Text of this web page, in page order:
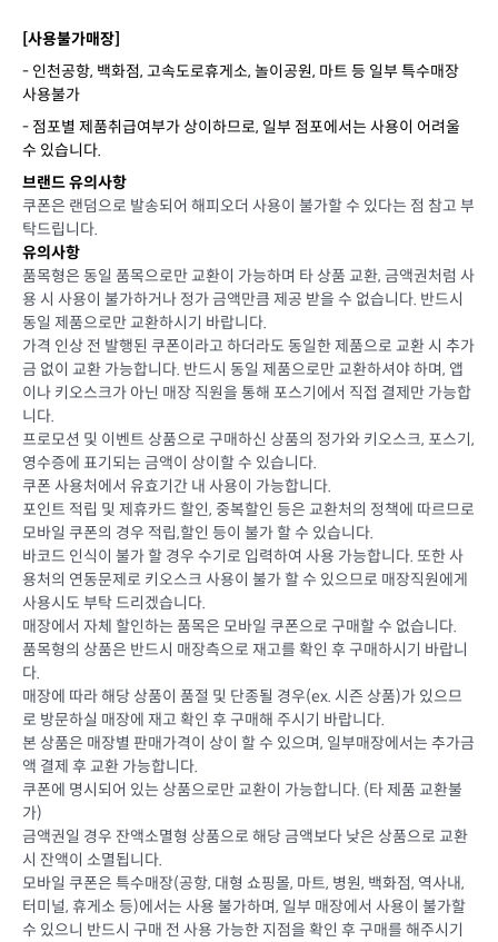
[사용불가매장]
- 인천공항, 백화점, 고속도로휴게소, 놀이공원, 마트 등 일부 특수매장
사용불가
- 점포별 제품취급여부가 상이하므로, 일부 점포에서는 사용이 어려울
수 있습니다.
브랜드 유의사항
쿠폰은 랜덤으로 발송되어 해피오더 사용이 불가할 수 있다는 점 참고 부
탁드립니다.
유의사항
품목형은 동일 품목으로만 교환이 가능하며 타 상품 교환, 금액권처럼 사
용 시 사용이 불가하거나 정가 금액만큼 제공 받을 수 없습니다. 반드시
동일 제품으로만 교환하시기 바랍니다.
가격 인상 전 발행된 쿠폰이라고 하더라도 동일한 제품으로 교환 시 추가
금 없이 교환 가능합니다. 반드시 동일 제품으로만 교환하셔야 하며, 앱
이나 키오스크가 아닌 매장 직원을 통해 포스기에서 직접 결제만 가능합
니다.
프로모션 및 이벤트 상품으로 구매하신 상품의 정가와 키오스크, 포스기,
영수증에 표기되는 금액이 상이할 수 있습니다.
쿠폰 사용처에서 유효기간 내 사용이 가능합니다.
포인트 적립 및 제휴카드 할인, 중복할인 등은 교환처의 정책에 따르므로
모바일 쿠폰의 경우 적립,할인 등이 불가 할 수 있습니다.
바코드 인식이 불가 할 경우 수기로 입력하여 사용 가능합니다. 또한 사
용처의 연동문제로 키오스크 사용이 불가 할 수 있으므로 매장직원에게
사용시도 부탁 드리겠습니다.
매장에서 자체 할인하는 품목은 모바일 쿠폰으로 구매할 수 없습니다.
품목형의 상품은 반드시 매장측으로 재고를 확인 후 구매하시기 바랍니
다.
매장에 따라 해당 상품이 품절 및 단종될 경우(ex. 시즌 상품)가 있으므
로 방문하실 매장에 재고 확인 후 구매해 주시기 바랍니다.
본 상품은 매장별 판매가격이 상이 할 수 있으며, 일부매장에서는 추가금
액 결제 후 교환 가능합니다.
쿠폰에 명시되어 있는 상품으로만 교환이 가능합니다. (타 제품 교환불
가)
금액권일 경우 잔액소멸형 상품으로 해당 금액보다 낮은 상품으로 교환
시 잔액이 소멸됩니다.
모바일 쿠폰은 특수매장(공항, 대형 쇼핑몰, 마트, 병원, 백화점, 역사내,
터미널, 휴게소 등)에서는 사용 불가하며, 일부 매장에서 사용이 불가할
수 있으니 반드시 구매 전 사용 가능한 지점을 확인 후 구매를 해주시기